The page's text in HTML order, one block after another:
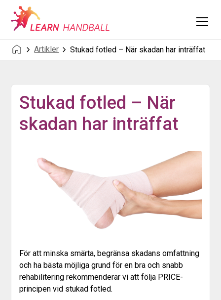
Artikler Stukad fotled – När skadan har inträffat
Stukad fotled – När
skadan har inträffat
För att minska smärta, begränsa skadans omfattning
och ha bästa möjliga grund för en bra och snabb
rehabilitering rekommenderar vi att följa PRICE-
principen vid stukad fotled.